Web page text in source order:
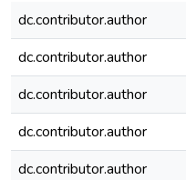
dc.contributor.author
dc.contributor.author
dc.contributor.author
dc.contributor.author
dc.contributor.author